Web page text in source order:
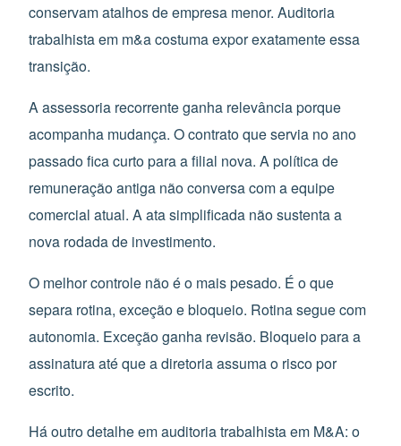
conservam atalhos de empresa menor. Auditoria
trabalhista em m&a costuma expor exatamente essa
transição.
A assessoria recorrente ganha relevância porque
acompanha mudança. O contrato que servia no ano
passado fica curto para a filial nova. A política de
remuneração antiga não conversa com a equipe
comercial atual. A ata simplificada não sustenta a
nova rodada de investimento.
O melhor controle não é o mais pesado. É o que
separa rotina, exceção e bloqueio. Rotina segue com
autonomia. Exceção ganha revisão. Bloqueio para a
assinatura até que a diretoria assuma o risco por
escrito.
Há outro detalhe em auditoria trabalhista em M&A: o